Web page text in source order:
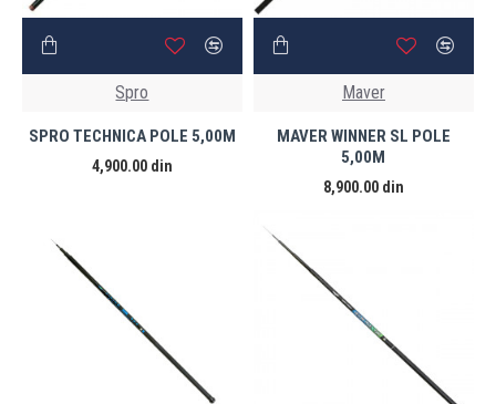
Spro
SPRO TECHNICA POLE 5,00M
4,900.00 din
Maver
MAVER WINNER SL POLE
5,00M
8,900.00 din